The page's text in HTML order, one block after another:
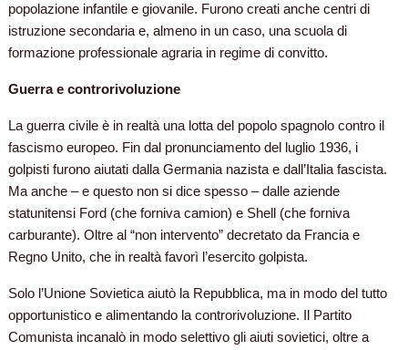
popolazione infantile e giovanile. Furono creati anche centri di
istruzione secondaria e, almeno in un caso, una scuola di
formazione professionale agraria in regime di convitto.
Guerra e controrivoluzione
La guerra civile è in realtà una lotta del popolo spagnolo contro il
fascismo europeo. Fin dal pronunciamento del luglio 1936, i
golpisti furono aiutati dalla Germania nazista e dall’Italia fascista.
Ma anche – e questo non si dice spesso – dalle aziende
statunitensi Ford (che forniva camion) e Shell (che forniva
carburante). Oltre al “non intervento” decretato da Francia e
Regno Unito, che in realtà favorì l’esercito golpista.
Solo l’Unione Sovietica aiutò la Repubblica, ma in modo del tutto
opportunistico e alimentando la controrivoluzione. Il Partito
Comunista incanalò in modo selettivo gli aiuti sovietici, oltre a